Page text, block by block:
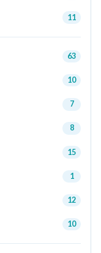
11
63
10
7
8
15
1
12
10